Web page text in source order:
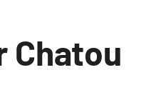
Chatou